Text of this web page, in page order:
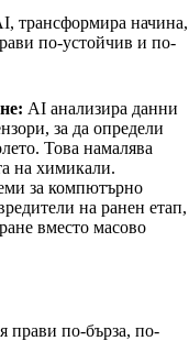
трансформира начина,
по-устойчив и по-
AI анализира данни
за да определи
Това намалява
на химикали.
за компютърно
на ранен етап,
вместо масово
прави по-бърза, по-